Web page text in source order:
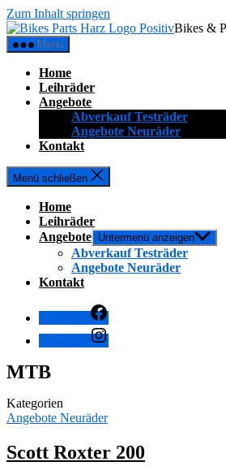
Zum Inhalt springen
Bikes &
Menü
Home
Leihräder
Angebote
Abverkauf Testräder
Angebote Neuräder
Kontakt
Menü schließen
Home
Leihräder
Angebote Untermenü anzeigen
Abverkauf Testräder
Angebote Neuräder
Kontakt
MTB
Kategorien
Angebote Neuräder
Scott Roxter 200